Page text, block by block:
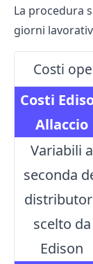
La procedura
giorni
Costi
Costi
Allaccio
Variabili a
seconda
scelto da
Edison